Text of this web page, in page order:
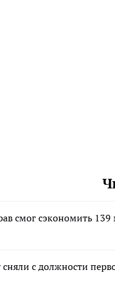
смог сэкономить 139
с должности